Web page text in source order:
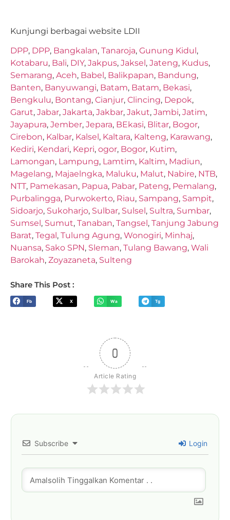
Kunjungi berbagai website LDII
DPP, DPP, Bangkalan, Tanaroja, Gunung Kidul ,
Kotabaru, Bali, DIY, Jakpus, Jaksel , Jateng, Kudus,
Semarang, Aceh, Babel , Balikpapan, Bandung,
Banten, Banyuwangi, Batam, Batam, Bekasi,
Bengkulu, Bontang, Cianjur, Clincing, Depok,
Garut, Jabar, Jakarta, Jakbar, Jakut, Jambi, Jatim,
Jayapura, Jember, Jepara, BEkasi, Blitar, Bogor,
Cirebon, Kalbar, Kalsel , Kaltara, Kalteng, Karawang,
Kediri, Kendari, Kepri, ogor, Bogor, Kutim,
Lamongan, Lampung, Lamtim, Kaltim, Madiun,
Magelang, Majaelngka, Maluku, Malut, Nabire, NTB,
NTT, Pamekasan, Papua, Pabar, Pateng, Pemalang,
Purbalingga, Purwokerto, Riau, Sampang, Sampit,
Sidoarjo, Sukoharjo, Sulbar, Sulsel , Sultra, Sumbar,
Sumsel , Sumut, Tanaban, Tangsel , Tanjung Jabung
Barat, Tegal , Tulung Agung, Wonogiri, Minhaj,
Nuansa, Sako SPN, Sleman, Tulang Bawang, Wali
Barokah, Zoyazaneta, Sulteng
Share This Post :
Fb X Wa Tg
0
Article Rating
Subscribe Login